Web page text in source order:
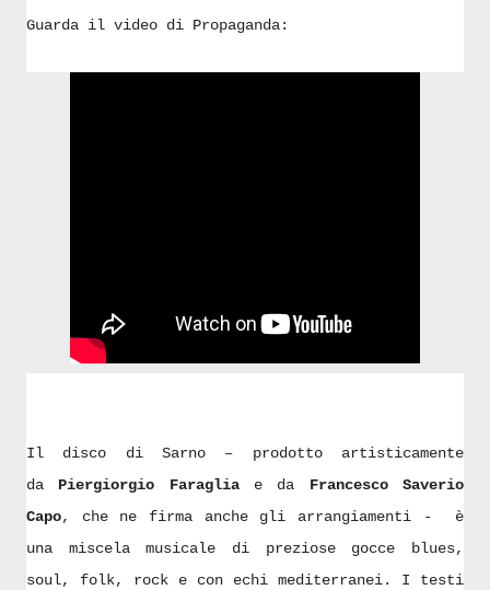
Guarda il video di Propaganda:
Il disco di Sarno – prodotto artisticamente
da Piergiorgio Faragliae da Francesco Saverio
Capo, che ne firma anche gli arrangiamenti - è
una miscela musicale di preziose gocce blues,
soul, folk, rock e con echi mediterranei. I testi